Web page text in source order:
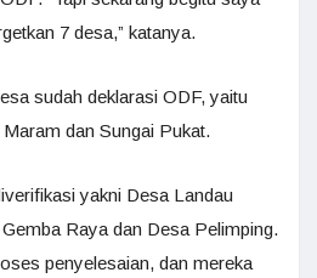
7 desa,” katanya.
sudah deklarasi ODF, yaitu
dan Sungai Pukat.
yakni Desa Landau
Raya dan Desa Pelimping.
penyelesaian, dan mereka